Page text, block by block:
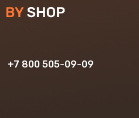
+7 800 505-09-09